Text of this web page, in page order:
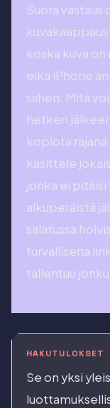
Suora
koska kuva
eikä iPhone
siihen. Mitä
hetken
kopiota rajana
käsittele
jonka ei pitäisi
alkuperäistä
salatussa
turvallisena
tallentuu
HAKUTULOKSET
Se on yksi